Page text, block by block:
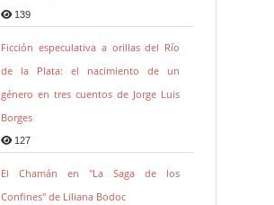
139
Ficción especulativa a orillas del Río
de la Plata: el nacimiento de un
género en tres cuentos de Jorge Luis
Borges
127
El Chamán en "La Saga de los
Confines" de Liliana Bodoc